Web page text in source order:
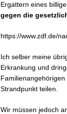
Ergattern eines
gegen die
https://www.zdf.de/
Ich selber meine
Erkrankung und
Strandpunkt teilen.
Wir müssen jedoch